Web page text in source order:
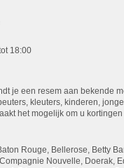
18:00
je een resem aan bekende
kleuters, kinderen,
het mogelijk om u
Rouge, Bellerose, Betty
Nouvelle, Doerak,